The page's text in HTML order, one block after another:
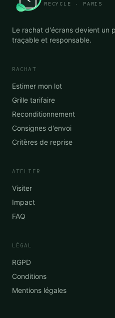
RECYCLE · PARIS
Le rachat d'écrans devient un
traçable et responsable.
RACHAT
Estimer mon lot
Grille tarifaire
Reconditionnement
Consignes d'envoi
Critères de reprise
ATELIER
Visiter
Impact
FAQ
LÉGAL
RGPD
Conditions
Mentions légales